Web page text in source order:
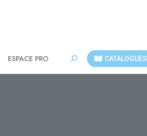
ESPACE PRO
Recherche
:
CATALOGUES